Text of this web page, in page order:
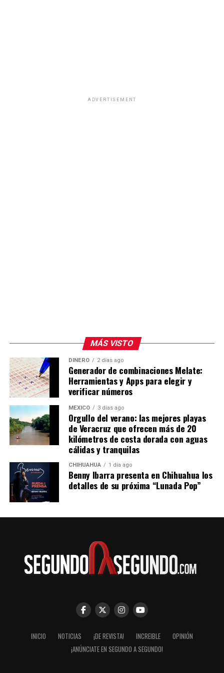
ADVERTISEMENT
MÁS VISTO
DINERO 2 días ago
Generador de combinaciones Melate:
Herramientas y Apps para elegir y
verificar números
MÉXICO 3 días ago
Orgullo del verano: las mejores playas
de Veracruz que ofrecen más de 20
kilómetros de costa dorada con aguas
cálidas y tranquilas
CHIHUAHUA 1 día ago
Benny Ibarra presenta en Chihuahua los
detalles de su próxima “Lunada Pop”
INICIO NOTICIAS ¡DE REVISTA! INCREIBLE
OPINIÓN
¡ANÚNCIATE EN SEGUNDO A SEGUNDO!